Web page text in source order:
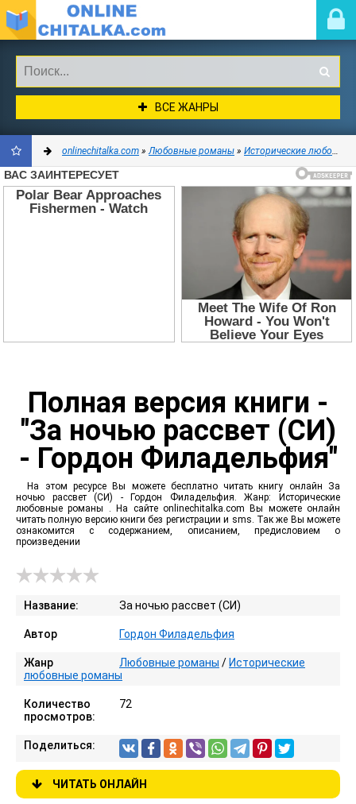
ВСЕ ЖАНРЫ
ДОБАВИТЬ
onlinechitalka.com »Любовные романы » Исторические любовные романы
Полная версия книги -
"За ночью рассвет (СИ)
- Гордон Филадельфия"
На этом ресурсе Вы можете бесплатно читать книгу онлайн За
ночью рассвет (СИ) - Гордон Филадельфия. Жанр: Исторические
любовные романы . На сайте onlinechitalka.com Вы можете онлайн
читать полную версию книги без регистрации и sms. Так же Вы можете
ознакомится с содержанием, описанием, предисловием о
произведении
Название: За ночью рассвет (СИ)
Автор Гордон Филадельфия
Жанр Любовные романы / Исторические
любовные романы
Количество
просмотров:
72
Поделиться:
ЧИТАТЬ ОНЛАЙН